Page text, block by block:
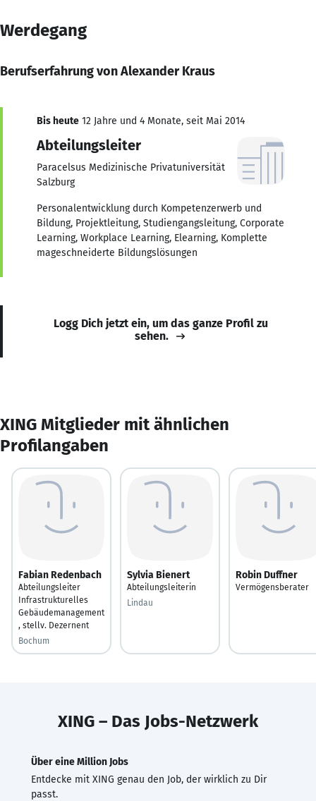
Werdegang
Berufserfahrung von Alexander Kraus
Bis heute 12 Jahre und 4 Monate, seit Mai 2014
Abteilungsleiter
Paracelsus Medizinische Privatuniversität
Salzburg
Personalentwicklung durch Kompetenzerwerb und
Bildung, Projektleitung, Studiengangsleitung, Corporate
Learning, Workplace Learning, Elearning, Komplette
mageschneiderte Bildungslösungen
Logg Dich jetzt ein, um das ganze Profil zu
sehen.
XING Mitglieder mit ähnlichen
Profilangaben
Fabian Redenbach
Abteilungsleiter
Infrastrukturelles
Gebäudemanagement
, stellv. Dezernent
Bochum
Sylvia Bienert
Abteilungsleiterin
Lindau
Robin Duffner
Vermögensberater
XING – Das Jobs-Netzwerk
Über eine Million Jobs
Entdecke mit XING genau den Job, der wirklich zu Dir
passt.